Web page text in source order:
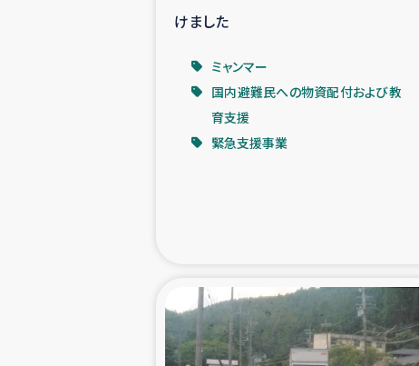
ふりかけ普及と食生
コーヒー
けました
ミャンマー
国内避難民への物資配付および教
育支援
緊急支援事業